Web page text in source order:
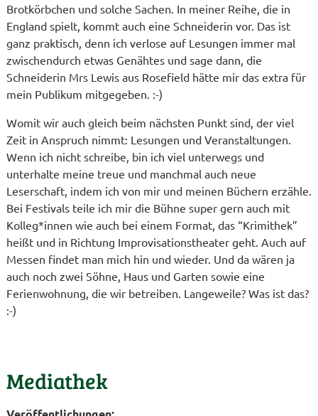
Brotkörbchen und solche Sachen. In meiner Reihe, die in
England spielt, kommt auch eine Schneiderin vor. Das ist
ganz praktisch, denn ich verlose auf Lesungen immer mal
zwischendurch etwas Genähtes und sage dann, die
Schneiderin Mrs Lewis aus Rosefield hätte mir das extra für
mein Publikum mitgegeben. :-)
Womit wir auch gleich beim nächsten Punkt sind, der viel
Zeit in Anspruch nimmt: Lesungen und Veranstaltungen.
Wenn ich nicht schreibe, bin ich viel unterwegs und
unterhalte meine treue und manchmal auch neue
Leserschaft, indem ich von mir und meinen Büchern erzähle.
Bei Festivals teile ich mir die Bühne super gern auch mit
Kolleg*innen wie auch bei einem Format, das “Krimithek”
heißt und in Richtung Improvisationstheater geht. Auch auf
Messen findet man mich hin und wieder. Und da wären ja
auch noch zwei Söhne, Haus und Garten sowie eine
Ferienwohnung, die wir betreiben. Langeweile? Was ist das?
:-)
Mediathek